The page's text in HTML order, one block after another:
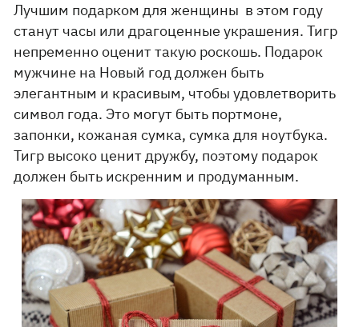
Лучшим подарком для женщины в этом году
станут часы или драгоценные украшения. Тигр
непременно оценит такую роскошь. Подарок
мужчине на Новый год должен быть
элегантным и красивым, чтобы удовлетворить
символ года. Это могут быть портмоне,
запонки, кожаная сумка, сумка для ноутбука.
Тигр высоко ценит дружбу, поэтому подарок
должен быть искренним и продуманным.